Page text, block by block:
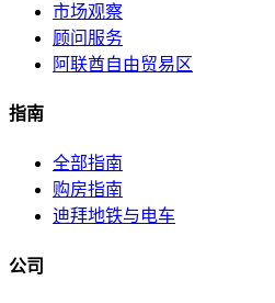
市场观察
顾问服务
阿联酋自由贸易区
指南
全部指南
购房指南
迪拜地铁与电车
公司